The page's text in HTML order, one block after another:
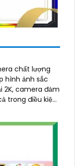
chất lượng
hình ảnh sắc
trong điều kiện